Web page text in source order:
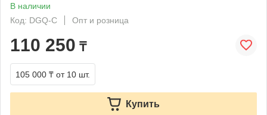
В наличии
Код: DGQ-C
Опт и розница
110 250 ₸
105 000 ₸ от 10 шт.
Купить